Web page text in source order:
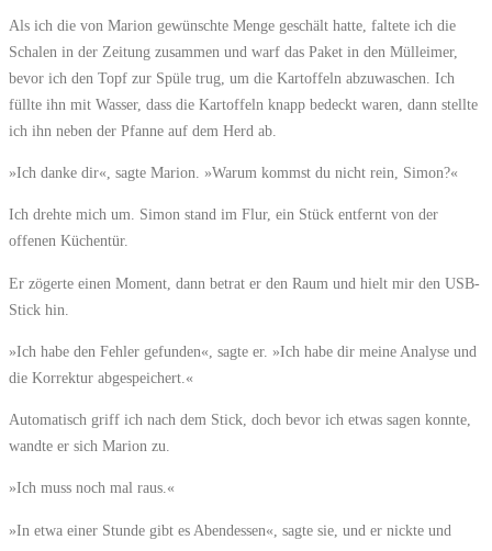
Als ich die von Marion gewünschte Menge geschält hatte, faltete ich die
Schalen in der Zeitung zusammen und warf das Paket in den Mülleimer,
bevor ich den Topf zur Spüle trug, um die Kartoffeln abzuwaschen. Ich
füllte ihn mit Wasser, dass die Kartoffeln knapp bedeckt waren, dann stellte
ich ihn neben der Pfanne auf dem Herd ab.
»Ich danke dir«, sagte Marion. »Warum kommst du nicht rein, Simon?«
Ich drehte mich um. Simon stand im Flur, ein Stück entfernt von der
offenen Küchentür.
Er zögerte einen Moment, dann betrat er den Raum und hielt mir den USB-
Stick hin.
»Ich habe den Fehler gefunden«, sagte er. »Ich habe dir meine Analyse und
die Korrektur abgespeichert.«
Automatisch griff ich nach dem Stick, doch bevor ich etwas sagen konnte,
wandte er sich Marion zu.
»Ich muss noch mal raus.«
»In etwa einer Stunde gibt es Abendessen«, sagte sie, und er nickte und